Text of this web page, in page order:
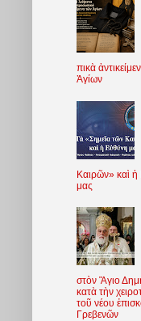
πικὰ
Ἁγίων
Καιρῶν» καὶ
μας
στὸν Ἅγιο
κατὰ τὴν
τοῦ νέου
Γρεβενῶν